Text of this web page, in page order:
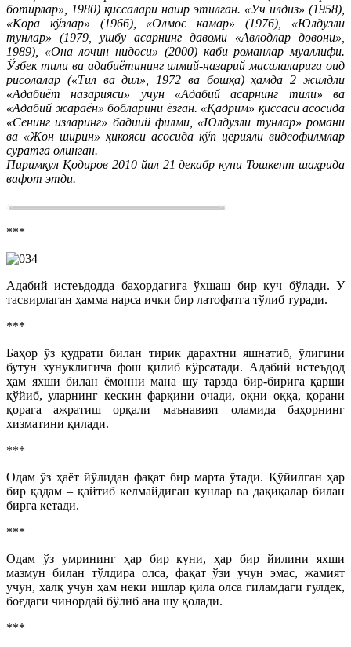
ботирлар», 1980) қиссалари нашр этилган. «Уч илдиз» (1958),
«Қора кўзлар» (1966), «Олмос камар» (1976), «Юлдузли
тунлар» (1979, ушбу асарнинг давоми «Авлодлар довони»,
1989), «Она лочин нидоси» (2000) каби романлар муаллифи.
Ўзбек тили ва адабиётининг илмий-назарий масалаларига оид
рисолалар («Тил ва дил», 1972 ва бошқа) ҳамда 2 жилдли
«Адабиёт назарияси» учун «Адабий асарнинг тили» ва
«Адабий жараён» бобларини ёзган. «Қадрим» қиссаси асосида
«Сенинг изларинг» бадиий филми, «Юлдузли тунлар» романи
ва «Жон ширин» ҳикояси асосида кўп церияли видеофилмлар
суратга олинган.
Пиримқул Қодиров 2010 йил 21 декабр куни Тошкент шаҳрида
вафот этди.
***
Адабий истеъдодда баҳордагига ўхшаш бир куч бўлади. У
тасвирлаган ҳамма нарса ички бир латофатга тўлиб туради.
***
Баҳор ўз қудрати билан тирик дарахтни яшнатиб, ўлигини
бутун хунуклигича фош қилиб кўрсатади. Адабий истеъдод
ҳам яхши билан ёмонни мана шу тарзда бир-бирига қарши
қўйиб, уларнинг кескин фарқини очади, оқни оққа, қорани
қорага ажратиш орқали маънавият оламида баҳорнинг
хизматини қилади.
***
Одам ўз ҳаёт йўлидан фақат бир марта ўтади. Қўйилган ҳар
бир қадам – қайтиб келмайдиган кунлар ва дақиқалар билан
бирга кетади.
***
Одам ўз умрининг ҳар бир куни, ҳар бир йилини яхши
мазмун билан тўлдира олса, фақат ўзи учун эмас, жамият
учун, халқ учун ҳам неки ишлар қила олса гиламдаги гулдек,
боғдаги чинордай бўлиб ана шу қолади.
***